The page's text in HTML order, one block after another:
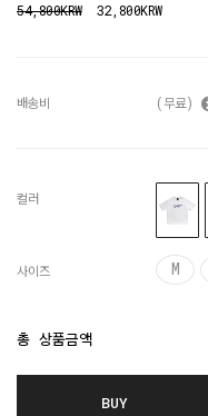
54,800KRW 32,800KRW
배송비 (무료)
컬러
사이즈 M
총 상품금액
BUY